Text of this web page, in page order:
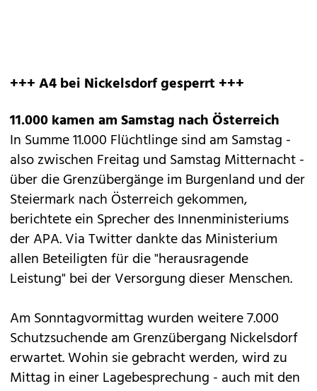
+++ A4 bei Nickelsdorf gesperrt +++
11.000 kamen am Samstag nach Österreich
In Summe 11.000 Flüchtlinge sind am Samstag -
also zwischen Freitag und Samstag Mitternacht -
über die Grenzübergänge im Burgenland und der
Steiermark nach Österreich gekommen,
berichtete ein Sprecher des Innenministeriums
der APA. Via Twitter dankte das Ministerium
allen Beteiligten für die "herausragende
Leistung" bei der Versorgung dieser Menschen.
Am Sonntagvormittag wurden weitere 7.000
Schutzsuchende am Grenzübergang Nickelsdorf
erwartet. Wohin sie gebracht werden, wird zu
Mittag in einer Lagebesprechung - auch mit den